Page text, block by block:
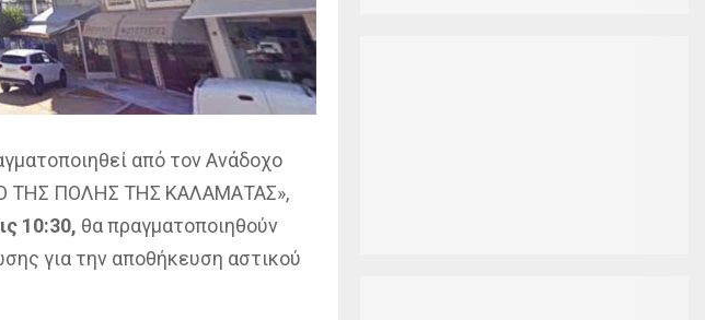
από τον Ανάδοχο
ΤΗΣ ΠΟΛΗΣ ΤΗΣ ΚΑΛΑΜΑΤΑΣ»,
10:30, θα πραγματοποιηθούν
για την αποθήκευση αστικού